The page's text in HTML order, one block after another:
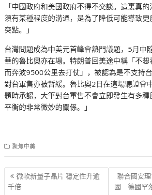
「中國政府和美國政府不得不交談。這裏真
須有某種程度的溝通，是為了降低可能導致
突點。」
台灣問題成為中美元首峰會熱門議題，5月中
華的魯比奧亦在場。特朗普回美途中稱「不
而奔波9500公里去打仗」，被認為是不支持
對台軍售亦被暫緩。魯比奧2日在這場聽證會
題時承認，大筆對台軍售不會立即發生有多
平衡的非常微妙的關係。」
聚焦中美
文
章
微軟新量子晶片 穩定性升逾
千倍
聯合國安
國 德國罕